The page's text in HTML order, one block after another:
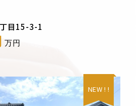
目15-3-1
万円
NEW ! !